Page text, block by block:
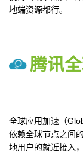
地端资源都行。
腾讯
全球应用加速（
依赖全球节点之间
地用户的就近接入